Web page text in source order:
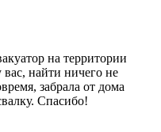
на территории
найти ничего не
забрала от дома
Спасибо!